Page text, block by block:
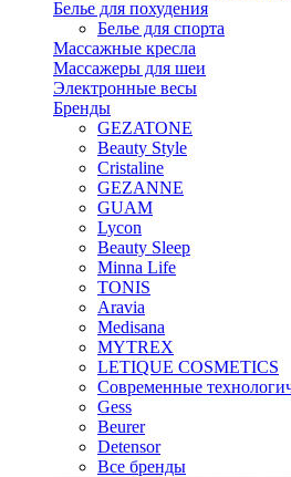
Белье для похудения
Белье для спорта
Массажные кресла
Массажеры для шеи
Электронные весы
Бренды
GEZATONE
Beauty Style
Cristaline
GEZANNE
GUAM
Lycon
Beauty Sleep
Minna Life
TONIS
Aravia
Medisana
MYTREX
LETIQUE COSMETICS
Современные
Gess
Beurer
Detensor
Все бренды